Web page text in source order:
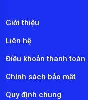
Giới thiệu
Liên hệ
Điều khoản thanh toán
Chính sách bảo mật
Quy định chung